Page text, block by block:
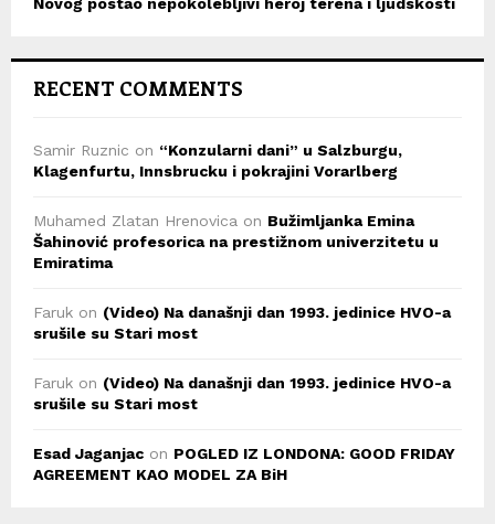
Novog postao nepokolebljivi heroj terena i ljudskosti
RECENT COMMENTS
Samir Ruznic on “Konzularni dani” u Salzburgu,
Klagenfurtu, Innsbrucku i pokrajini Vorarlberg
Muhamed Zlatan Hrenovica on Bužimljanka Emina
Šahinović profesorica na prestižnom univerzitetu u
Emiratima
Faruk on (Video) Na današnji dan 1993. jedinice HVO-a
srušile su Stari most
Faruk on (Video) Na današnji dan 1993. jedinice HVO-a
srušile su Stari most
Esad Jaganjac on POGLED IZ LONDONA: GOOD FRIDAY
AGREEMENT KAO MODEL ZA BiH